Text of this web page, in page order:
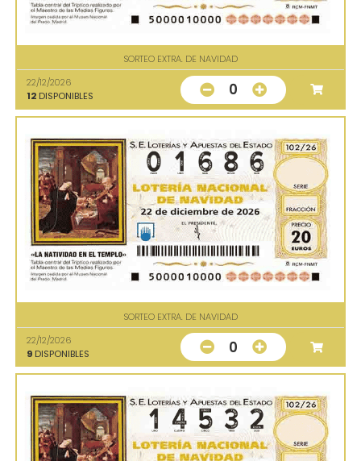
SORTEO EXTRA. DE NAVIDAD
22/12/2026
12 DISPONIBLES 0
SORTEO EXTRA. DE NAVIDAD
22/12/2026
9 DISPONIBLES 0